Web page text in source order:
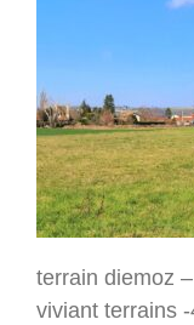
terrain diemoz
viviant terrains